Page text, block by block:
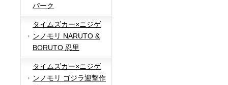
パーク
タイムズカー×ニジゲ
ンノモリ NARUTO &
BORUTO 忍里
タイムズカー×ニジゲ
ンノモリ ゴジラ迎撃作